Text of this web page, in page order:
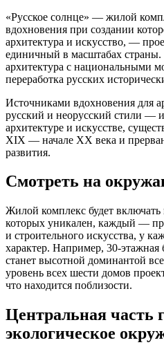
«Русское солнце» — жилой
вдохновения при создании
архитектура и искусство, —
единичный в масштабах страны.
архитектура с национальными
переработка русских
Источниками вдохновения для
русский и неорусский стили —
архитектуре и искусстве,
XIX — начале XX века и
развития.
Смотреть на
Жилой комплекс будет
которых уникален, каждый —
и строительного искусства, у
характер. Например, 30-
станет высотной доминантой
уровень всех шести домов
что находится поблизости.
Центральная часть
экологическое